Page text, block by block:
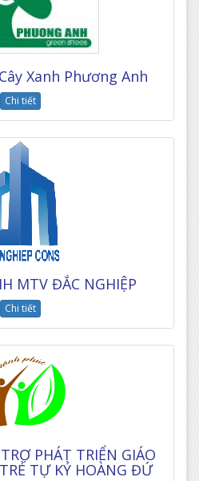
Xanh Phương Anh
Chi tiết
MTV ĐẮC NGHIỆP
Chi tiết
PHÁT TRIỂN GIÁO
TỰ KỶ HOÀNG ĐỨ